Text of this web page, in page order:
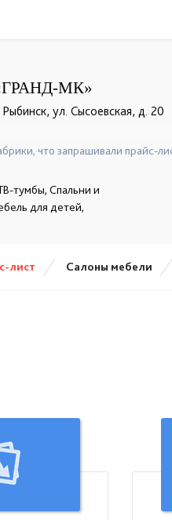
МК»
ул. Сысоевская, д. 20
что запрашивали прайс-
тумбы, Спальни и
для детей,
лист Cалоны мебели